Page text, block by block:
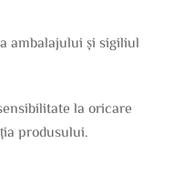
ambalajului și sigiliul
la oricare
produsului.